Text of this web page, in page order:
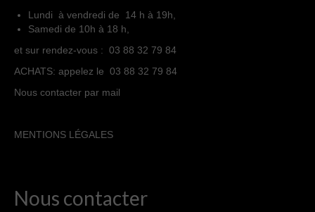
Lundi à vendredi de 14 h à 19h,
Samedi de 10h à 18 h,
et sur rendez-vous : 03 88 32 79 84
ACHATS: appelez le 03 88 32 79 84
Nous contacter par mail
MENTIONS LÉGALES
Nous contacter